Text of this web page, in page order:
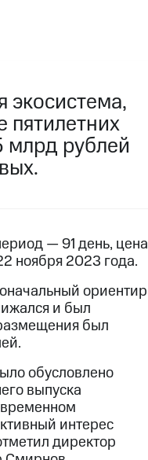
пятилетних
рублей
— 91 день, цена
ноября 2023 года.
ориентир
и был
был
обусловлено
выпуска
интерес
директор